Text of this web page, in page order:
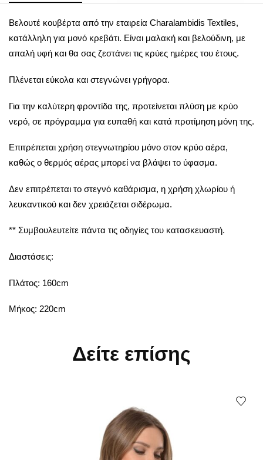
Βελουτέ κουβέρτα από την εταιρεία Charalambidis Textiles,
κατάλληλη για μονό κρεβάτι. Είναι μαλακή και βελούδινη, με
απαλή υφή και θα σας ζεστάνει τις κρύες ημέρες του έτους.
Πλένεται εύκολα και στεγνώνει γρήγορα.
Για την καλύτερη φροντίδα της, προτείνεται πλύση με κρύο
νερό, σε πρόγραμμα για ευπαθή και κατά προτίμηση μόνη της.
Επιτρέπεται χρήση στεγνωτηρίου μόνο στον κρύο αέρα,
καθώς ο θερμός αέρας μπορεί να βλάψει το ύφασμα.
Δεν επιτρέπεται το στεγνό καθάρισμα, η χρήση χλωρίου ή
λευκαντικού και δεν χρειάζεται σιδέρωμα.
** Συμβουλευτείτε πάντα τις οδηγίες του κατασκευαστή.
Διαστάσεις:
Πλάτος: 160cm
Μήκος: 220cm
Δείτε επίσης